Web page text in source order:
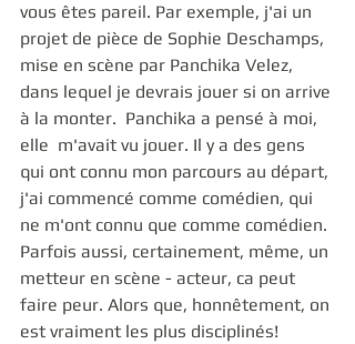
vous êtes pareil. Par exemple, j'ai un
projet de pièce de Sophie Deschamps,
mise en scène par Panchika Velez,
dans lequel je devrais jouer si on arrive
à la monter.  Panchika a pensé à moi,
elle  m'avait vu jouer. Il y a des gens
qui ont connu mon parcours au départ,
j'ai commencé comme comédien, qui
ne m'ont connu que comme comédien.
Parfois aussi, certainement, même, un
metteur en scène - acteur, ca peut
faire peur. Alors que, honnêtement, on
est vraiment les plus disciplinés!